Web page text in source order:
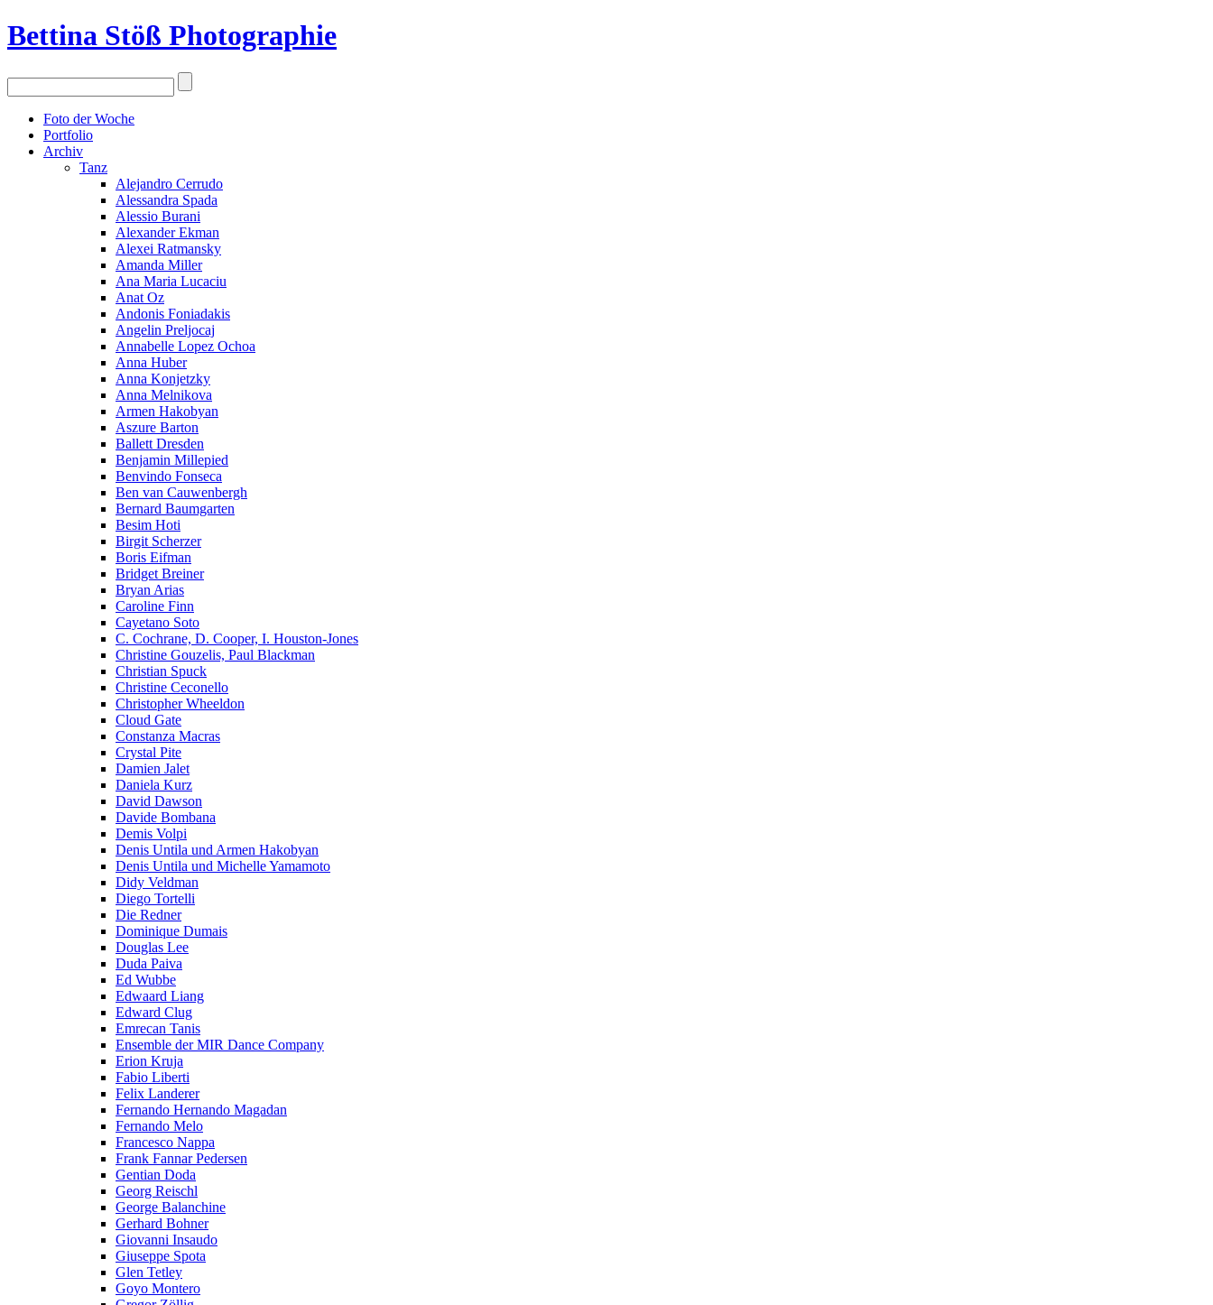
Bettina Stöß Photographie
Foto der Woche
Portfolio
Archiv
Tanz
Alejandro Cerrudo
Alessandra Spada
Alessio Burani
Alexander Ekman
Alexei Ratmansky
Amanda Miller
Ana Maria Lucaciu
Anat Oz
Andonis Foniadakis
Angelin Preljocaj
Annabelle Lopez Ochoa
Anna Huber
Anna Konjetzky
Anna Melnikova
Armen Hakobyan
Aszure Barton
Ballett Dresden
Benjamin Millepied
Benvindo Fonseca
Ben van Cauwenbergh
Bernard Baumgarten
Besim Hoti
Birgit Scherzer
Boris Eifman
Bridget Breiner
Bryan Arias
Caroline Finn
Cayetano Soto
C. Cochrane, D. Cooper, I. Houston-Jones
Christine Gouzelis, Paul Blackman
Christian Spuck
Christine Ceconello
Christopher Wheeldon
Cloud Gate
Constanza Macras
Crystal Pite
Damien Jalet
Daniela Kurz
David Dawson
Davide Bombana
Demis Volpi
Denis Untila und Armen Hakobyan
Denis Untila und Michelle Yamamoto
Didy Veldman
Diego Tortelli
Die Redner
Dominique Dumais
Douglas Lee
Duda Paiva
Ed Wubbe
Edwaard Liang
Edward Clug
Emrecan Tanis
Ensemble der MIR Dance Company
Erion Kruja
Fabio Liberti
Felix Landerer
Fernando Hernando Magadan
Fernando Melo
Francesco Nappa
Frank Fannar Pedersen
Gentian Doda
Georg Reischl
George Balanchine
Gerhard Bohner
Giovanni Insaudo
Giuseppe Spota
Glen Tetley
Goyo Montero